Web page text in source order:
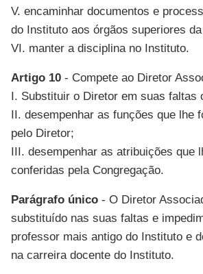
V. encaminhar documentos e
do Instituto aos órgãos superiores
VI. manter a disciplina no Instituto.
Artigo 10 - Compete ao Diretor
I. Substituir o Diretor em suas faltas
II. desempenhar as funções que lhe
pelo Diretor;
III. desempenhar as atribuições que
conferidas pela Congregação.
Parágrafo único - O Diretor
substituído nas suas faltas e
professor mais antigo do Instituto e
na carreira docente do Instituto.